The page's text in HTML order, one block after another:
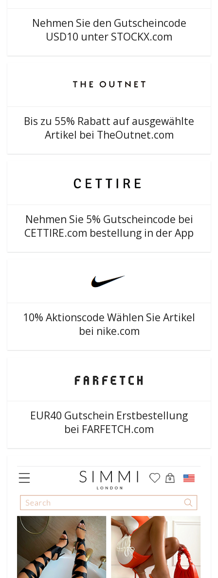
Nehmen Sie den Gutscheincode
USD10 unter STOCKX.com
Bis zu 55% Rabatt auf ausgewählte
Artikel bei TheOutnet.com
Nehmen Sie 5% Gutscheincode bei
CETTIRE.com bestellung in der App
10% Aktionscode Wählen Sie Artikel
bei nike.com
EUR40 Gutschein Erstbestellung
bei FARFETCH.com